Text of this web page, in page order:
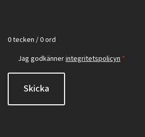
0 tecken / 0 ord
Jag godkännerintegritetspolicyn *
Skicka